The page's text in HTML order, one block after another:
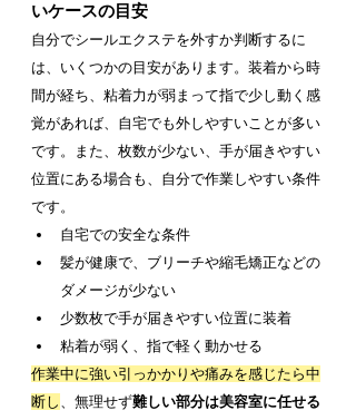
いケースの目安
自分でシールエクステを外すか判断するに
は、いくつかの目安があります。装着から時
間が経ち、粘着力が弱まって指で少し動く感
覚があれば、自宅でも外しやすいことが多い
です。また、枚数が少ない、手が届きやすい
位置にある場合も、自分で作業しやすい条件
です。
自宅での安全な条件
髪が健康で、ブリーチや縮毛矯正などの
ダメージが少ない
少数枚で手が届きやすい位置に装着
粘着が弱く、指で軽く動かせる
作業中に強い引っかかりや痛みを感じたら中
断し 、無理せず難しい部分は美容室に任せる